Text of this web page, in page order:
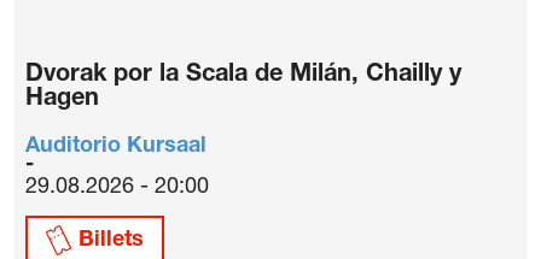
Dvorak por la Scala de Milán, Chailly y
Hagen
Auditorio Kursaal
29.08.2026 - 20:00
Billets